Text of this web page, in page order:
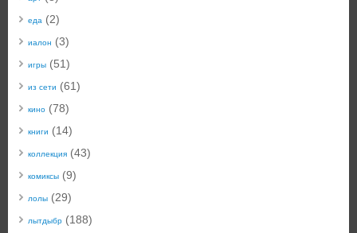
еда (2)
иалон (3)
игры (51)
из сети (61)
кино (78)
книги (14)
коллекция (43)
комиксы (9)
лолы (29)
лытдыбр (188)